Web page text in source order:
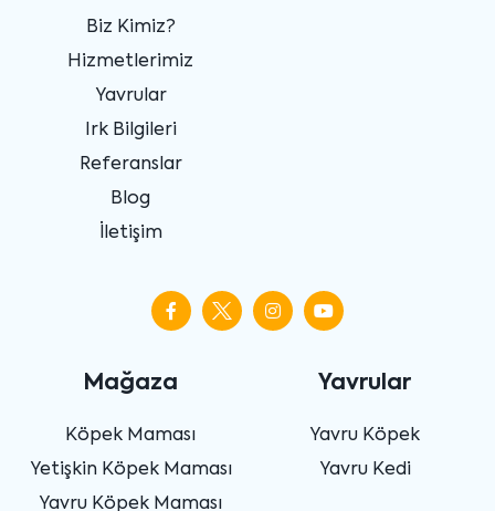
Biz Kimiz?
Hizmetlerimiz
Yavrular
Irk Bilgileri
Referanslar
Blog
İletişim
Mağaza
Köpek Maması
Yetişkin Köpek Maması
Yavru Köpek Maması
Yavrular
Yavru Köpek
Yavru Kedi